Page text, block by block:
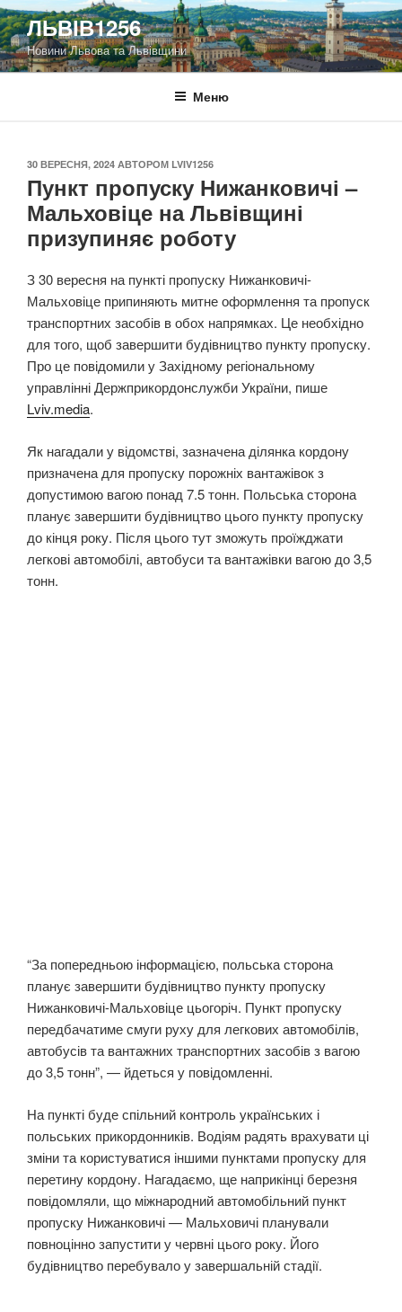
Перейти
до
вмісту
ЛЬВІВ1256
Новини Львова та Львівщини
Меню
ОПУБЛІКОВАНО
30 ВЕРЕСНЯ, 2024 АВТОРОМ LVIV1256
Пункт пропуску Нижанковичі –
Мальховіце на Львівщині
призупиняє роботу
З 30 вересня на пункті пропуску Нижанковичі-
Мальховіце припиняють митне оформлення та пропуск
транспортних засобів в обох напрямках. Це необхідно
для того, щоб завершити будівництво пункту пропуску.
Про це повідомили у Західному регіональному
управлінні Держприкордонслужби України, пише
Lviv.media.
Як нагадали у відомстві, зазначена ділянка кордону
призначена для пропуску порожніх вантажівок з
допустимою вагою понад 7.5 тонн. Польська сторона
планує завершити будівництво цього пункту пропуску
до кінця року. Після цього тут зможуть проїжджати
легкові автомобілі, автобуси та вантажівки вагою до 3,5
тонн.
“За попередньою інформацією, польська сторона
планує завершити будівництво пункту пропуску
Нижанковичі-Мальховіце цьогоріч. Пункт пропуску
передбачатиме смуги руху для легкових автомобілів,
автобусів та вантажних транспортних засобів з вагою
до 3,5 тонн”, — йдеться у повідомленні.
На пункті буде спільний контроль українських і
польських прикордонників. Водіям радять врахувати ці
зміни та користуватися іншими пунктами пропуску для
перетину кордону. Нагадаємо, ще наприкінці березня
повідомляли, що міжнародний автомобільний пункт
пропуску Нижанковичі — Мальховичі планували
повноцінно запустити у червні цього року. Його
будівництво перебувало у завершальній стадії.